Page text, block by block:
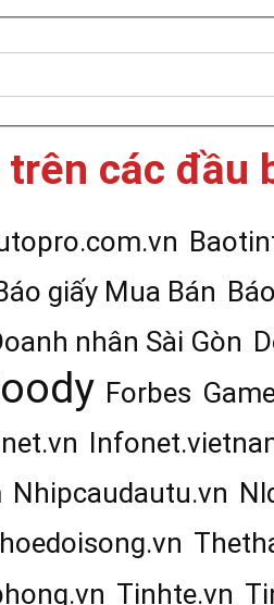
trên các đầu
giấy Mua Bán
nhân Sài Gòn
Forbes
Nhipcaudautu.vn
Tinhte.vn